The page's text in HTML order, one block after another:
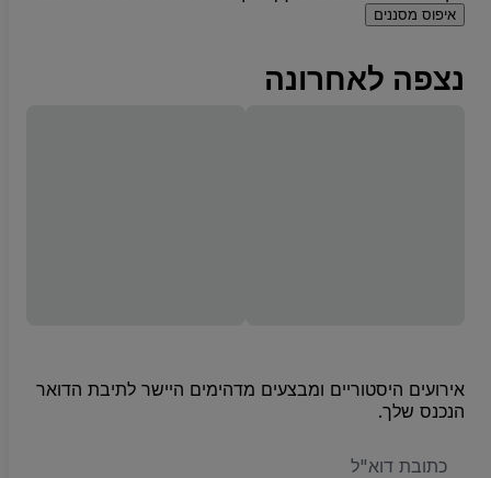
איפוס מסננים
נצפה לאחרונה
אירועים היסטוריים ומבצעים מדהימים היישר לתיבת הדואר
הנכנס שלך.
שלכם